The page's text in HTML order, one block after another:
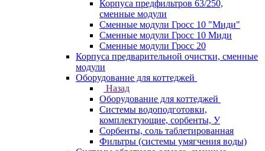
Корпуса предфильтров 63/250,
сменные модули
Сменные модули Гросс 10 "Миди"
Сменные модули Гросс 10 Миди
Сменные модули Гросс 20
Корпуса предварительной очистки, сменные
модули
Оборудование для коттеджей
Назад
Оборудование для коттеджей
Системы водоподготовки,
комплектующие, сорбенты, У
Сорбенты, соль таблетированная
Фильтры (системы умягчения воды)